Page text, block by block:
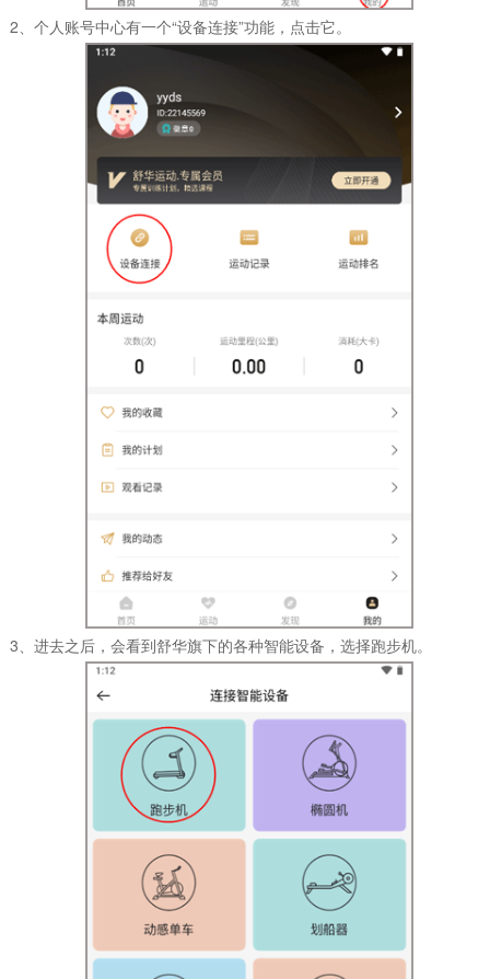
2、个人账号中心有一个“设备连接”功能，点击它。
3、进去之后，会看到舒华旗下的各种智能设备，选择跑步机。